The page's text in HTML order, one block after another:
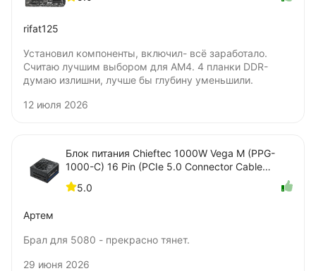
rifat125
Установил компоненты, включил- всё заработало.
Считаю лучшим выбором для AM4. 4 планки DDR-
думаю излишни, лучше бы глубину уменьшили.
12 июля 2026
Блок питания Chieftec 1000W Vega M (PPG-
1000-C) 16 Pin (PCIe 5.0 Connector Cable
Details)
5.0
Артем
Брал для 5080 - прекрасно тянет.
29 июня 2026